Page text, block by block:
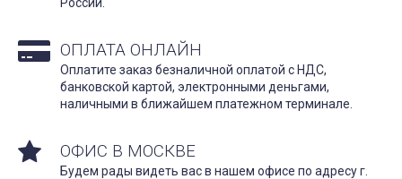
ОПЛАТА ОНЛАЙН
Оплатите заказ безналичной оплатой с НДС,
банковской картой, электронными деньгами,
наличными в ближайшем платежном терминале.
ОФИС В МОСКВЕ
Будем рады видеть вас в нашем офисе по адресу г.